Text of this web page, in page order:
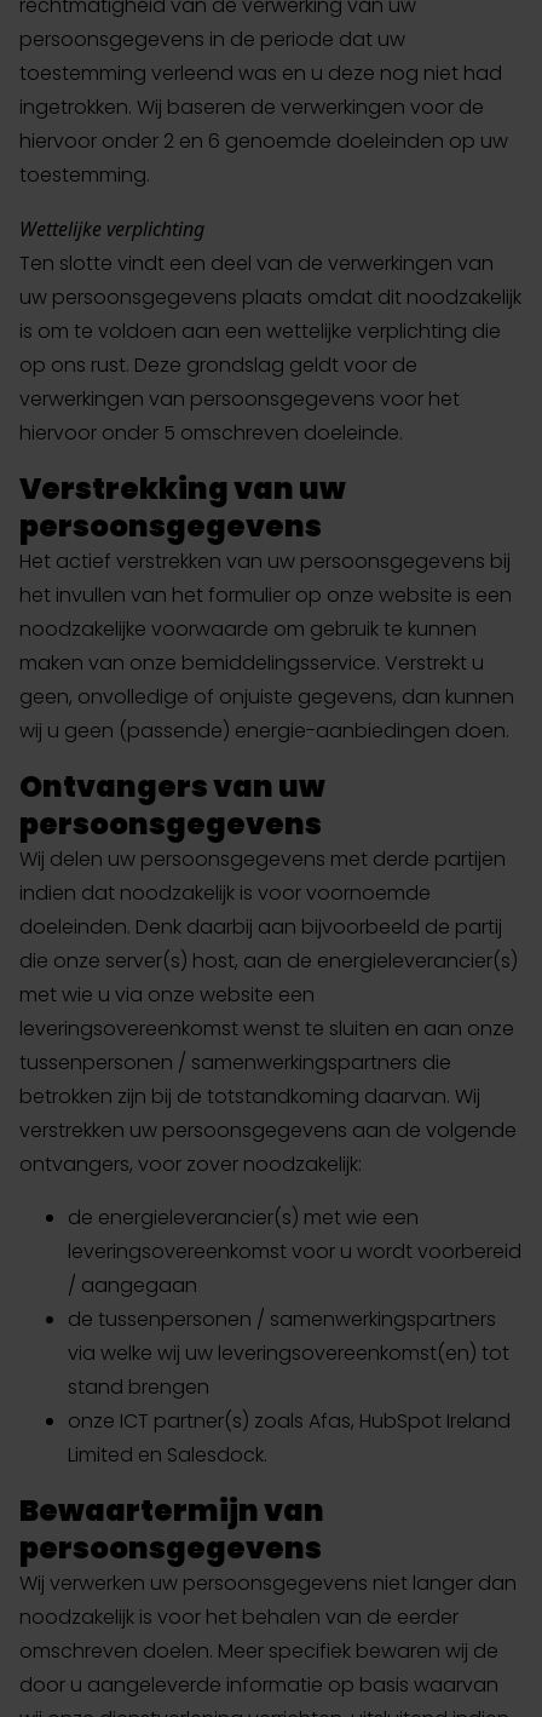
persoonsgegevens in de periode dat uw
toestemming verleend was en u deze nog niet had
ingetrokken. Wij baseren de verwerkingen voor de
hiervoor onder 2 en 6 genoemde doeleinden op uw
toestemming.
Wettelijke verplichting
Ten slotte vindt een deel van de verwerkingen van
uw persoonsgegevens plaats omdat dit noodzakelijk
is om te voldoen aan een wettelijke verplichting die
op ons rust. Deze grondslag geldt voor de
verwerkingen van persoonsgegevens voor het
hiervoor onder 5 omschreven doeleinde.
Verstrekking van uw
persoonsgegevens
Het actief verstrekken van uw persoonsgegevens bij
het invullen van het formulier op onze website is een
noodzakelijke voorwaarde om gebruik te kunnen
maken van onze bemiddelingsservice. Verstrekt u
geen, onvolledige of onjuiste gegevens, dan kunnen
wij u geen (passende) energie-aanbiedingen doen.
Ontvangers van uw
persoonsgegevens
Wij delen uw persoonsgegevens met derde partijen
indien dat noodzakelijk is voor voornoemde
doeleinden. Denk daarbij aan bijvoorbeeld de partij
die onze server(s) host, aan de energieleverancier(s)
met wie u via onze website een
leveringsovereenkomst wenst te sluiten en aan onze
tussenpersonen / samenwerkingspartners die
betrokken zijn bij de totstandkoming daarvan. Wij
verstrekken uw persoonsgegevens aan de volgende
ontvangers, voor zover noodzakelijk:
de energieleverancier(s) met wie een
leveringsovereenkomst voor u wordt voorbereid
/ aangegaan
de tussenpersonen / samenwerkingspartners
via welke wij uw leveringsovereenkomst(en) tot
stand brengen
onze ICT partner(s) zoals Afas, HubSpot Ireland
Limited en Salesdock.
Bewaartermijn van
persoonsgegevens
Wij verwerken uw persoonsgegevens niet langer dan
noodzakelijk is voor het behalen van de eerder
omschreven doelen. Meer specifiek bewaren wij de
door u aangeleverde informatie op basis waarvan